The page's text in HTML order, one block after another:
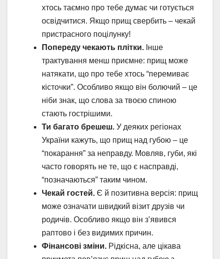
хтось таємно про тебе думає чи готується
освідчитися. Якщо прищ свербить – чекай
пристрасного поцілунку!
Попереду чекають плітки. Інше
трактування менш приємне: прищ може
натякати, що про тебе хтось “перемиває
кісточки”. Особливо якщо він болючий – це
ніби знак, що слова за твоєю спиною
стають гострішими.
Ти багато брешеш. У деяких регіонах
України кажуть, що прищ над губою – це
“покарання” за неправду. Мовляв, губи, які
часто говорять не те, що є насправді,
“позначаються” таким чином.
Чекай гостей. Є й позитивна версія: прищ
може означати швидкий візит друзів чи
родичів. Особливо якщо він з’явився
раптово і без видимих причин.
Фінансові зміни. Рідкісна, але цікава